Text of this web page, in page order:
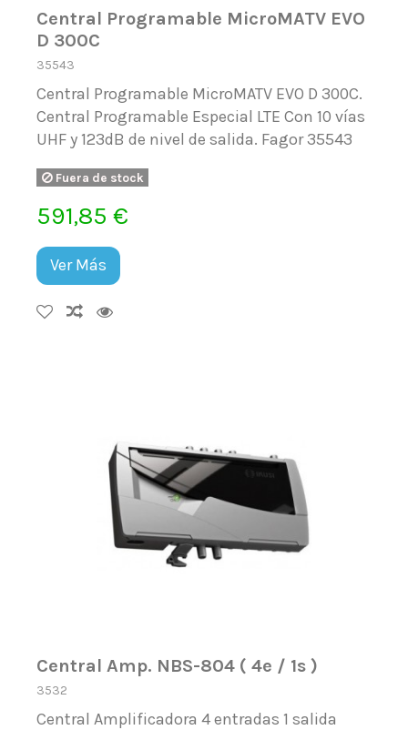
Central Programable MicroMATV EVO
D 300C
35543
Central Programable MicroMATV EVO D 300C.
Central Programable Especial LTE Con 10 vías
UHF y 123dB de nivel de salida. Fagor 35543
Fuera de stock
591,85 €
Ver Más
Central Amp. NBS-804 ( 4e / 1s )
3532
Central Amplificadora 4 entradas 1 salida